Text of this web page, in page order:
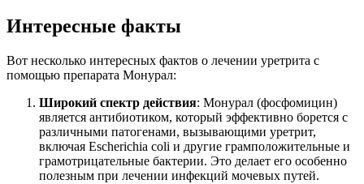
Интересные факты
Вот несколько интересных фактов о лечении уретрита с
помощью препарата Монурал:
Широкий спектр действия: Монурал (фосфомицин)
является антибиотиком, который эффективно борется с
различными патогенами, вызывающими уретрит,
включая Escherichia coli и другие грамположительные и
грамотрицательные бактерии. Это делает его особенно
полезным при лечении инфекций мочевых путей.